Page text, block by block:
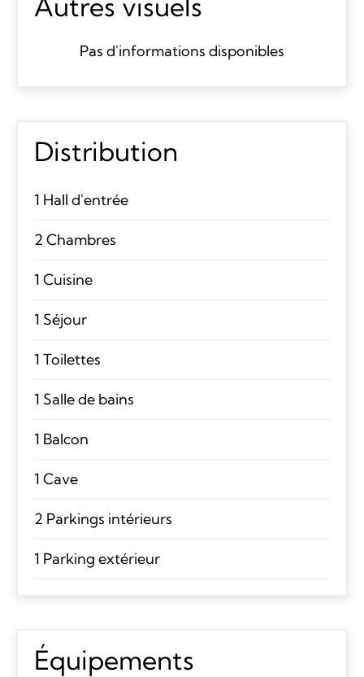
Pas d'informations disponibles
Distribution
1 Hall d'entrée
2 Chambres
1 Cuisine
1 Séjour
1 Toilettes
1 Salle de bains
1 Balcon
1 Cave
2 Parkings intérieurs
1 Parking extérieur
Équipements